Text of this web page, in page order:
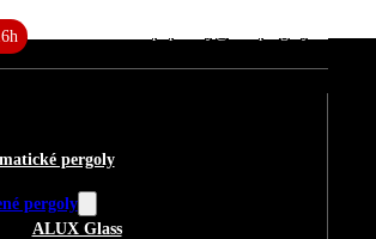
pergoly
pergoly
ALUX Glass